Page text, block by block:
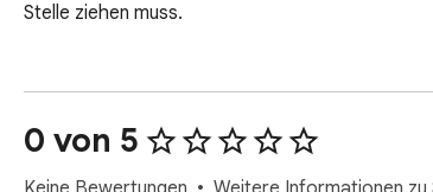
Stelle ziehen muss.
1. Markieren Sie ein Wort oder einen Satz auf
und kontextuell natürlicher.
2. Klicken Sie auf das Symbol, um die
0 von 5